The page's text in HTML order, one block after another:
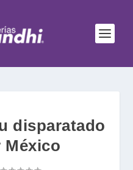
disparatado
México